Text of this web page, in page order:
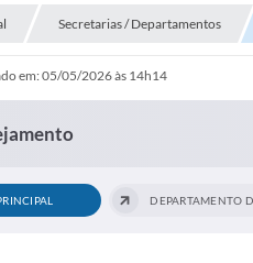
Secretarias / Departamentos
em: 05/05/2026 às 14h14